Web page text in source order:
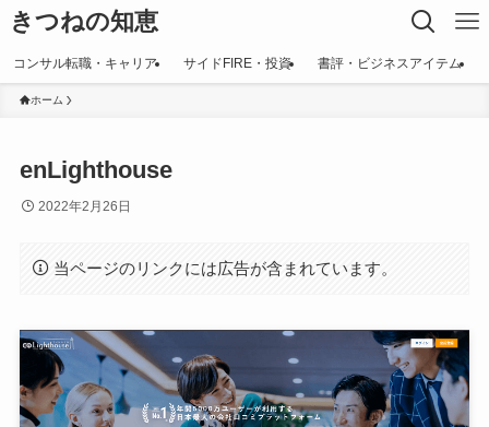
きつねの知恵
コンサル転職・キャリア サイドFIRE・投資 書評・ビジネスアイテム
ホーム
enLighthouse
2022年2月26日
当ページのリンクには広告が含まれています。